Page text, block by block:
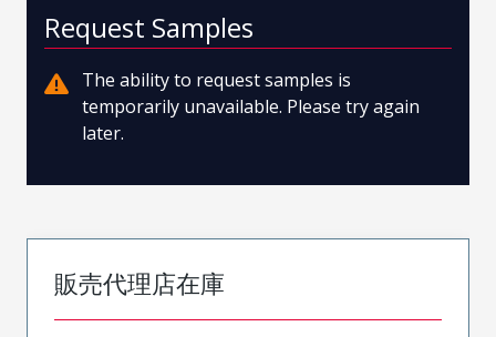
Request Samples
The ability to request samples is
temporarily unavailable. Please try again
later.
販売代理店在庫